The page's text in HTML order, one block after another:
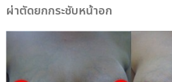
ผ่าตัดยกกระชับหน้าอก